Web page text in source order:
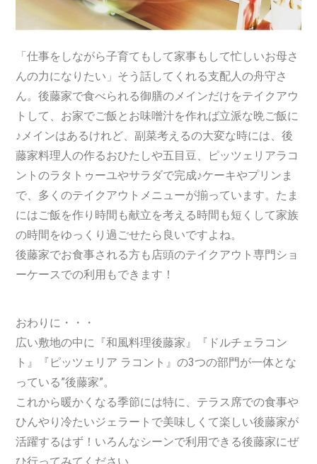
「仕事をしながら子育てもして家事もして忙しいお母さ
んの力になりたい」そう話してくれる支配人の舟守さ
ん。後藤家で食べられる御膳のメインだけをテイクアウ
トして、お家でご飯とお味噌汁を作れば立派な晩ご飯に
♪メインはあるけれど、副菜考えるの大変な時には、後
藤家料理人の作るおひたしや五目豆、ピッツェリアラコ
ントのラタトゥーユやサラダで完成♪ケーキやプリンま
で、多くのテイクアウトメニューが揃っています。たま
にはご飯を作り時間も献立を考える時間も短くして家族
の時間をゆっくり過ごせたら良いですよね。
後藤家でお食事される方も店頭のテイクアウト専門ショ
ーケースでの利用もできます！
おわりに・・・
広い敷地の中に『和風料理後藤家』『ドルチェラコン
ト』『ピッツェリア ラコント』の3つの部門が一体とな
っている”後藤家”。
これから暖かくなる季節には特に、テラス席での食事や
ひんやり冷たいジェラートで美味しくて楽しい後藤家が
活躍するはず！いろんなシーンで利用できる後藤家にぜ
ひ行ってみてください。